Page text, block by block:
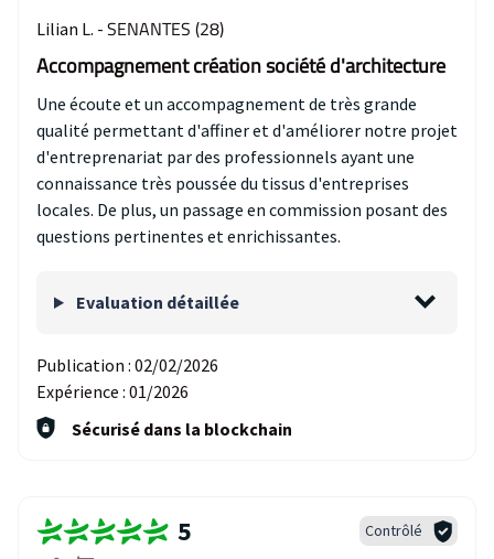
Lilian L. - SENANTES (28)
Accompagnement création société d'architecture
Une écoute et un accompagnement de très grande
qualité permettant d'affiner et d'améliorer notre projet
d'entreprenariat par des professionnels ayant une
connaissance très poussée du tissus d'entreprises
locales. De plus, un passage en commission posant des
questions pertinentes et enrichissantes.
Evaluation détaillée
Publication : 02/02/2026
Expérience : 01/2026
Sécurisé dans la blockchain
5 Contrôlé